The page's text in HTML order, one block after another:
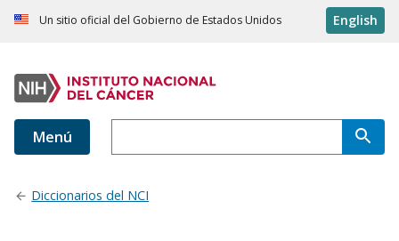
Un sitio oficial del Gobierno de Estados Unidos English
Menú
Diccionarios del NCI